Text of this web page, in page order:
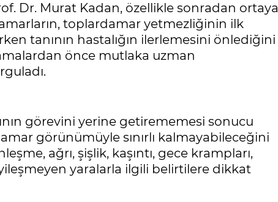
Dr. Murat Kadan, özellikle sonradan ortaya
toplardamar yetmezliğinin ilk
tanının hastalığın ilerlemesini önlediğini
önce mutlaka uzman
görevini yerine getirememesi sonucu
görünümüyle sınırlı kalmayabileceğini
ağrı, şişlik, kaşıntı, gece krampları,
yaralarla ilgili belirtilere dikkat